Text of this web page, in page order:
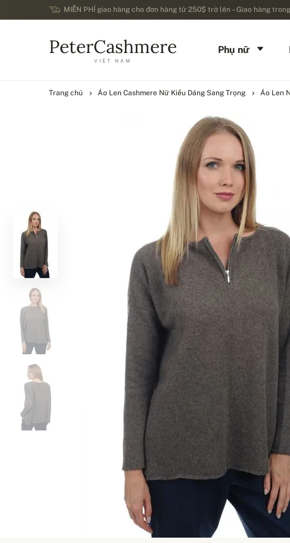
MIỄN PHÍ giao hàng cho đơn hàng từ 250$ trở lên – Giao hàng
PeterCashmere
VIỆT NAM
Phụ nữ
Trang chủ Áo Len Cashmere Nữ Kiểu Dáng Sang Trọng Áo Len